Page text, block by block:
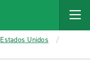
Estados Unidos